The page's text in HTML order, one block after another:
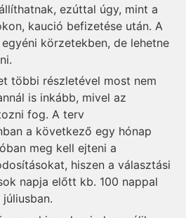
ezúttal úgy, mint a
kaució befizetése után. A
körzetekben, de lehetne
többi részletével most nem
is inkább, mivel az
fog. A terv
a következő egy hónap
meg kell ejteni a
hiszen a választási
napja előtt kb. 100 nappal